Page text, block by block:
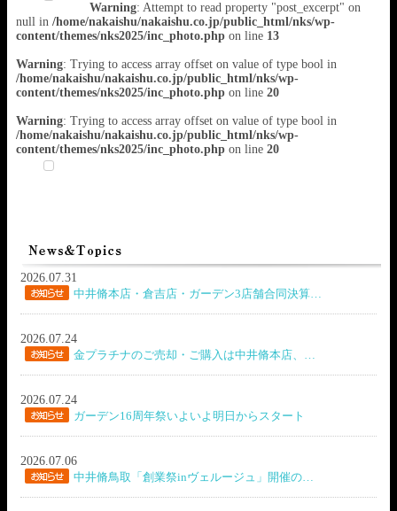
Warning: Attempt to read property "post_excerpt" on
null in/home/nakaishu/nakaishu.co.jp/public_html/nks/wp-
content/themes/nks2025/inc_photo.php on line 13
Warning: Trying to access array offset on value of type bool in
/home/nakaishu/nakaishu.co.jp/public_html/nks/wp-
content/themes/nks2025/inc_photo.php on line20
Warning: Trying to access array offset on value of type bool in
/home/nakaishu/nakaishu.co.jp/public_html/nks/wp-
content/themes/nks2025/inc_photo.php on line20
2026.07.31
中井脩本店・倉吉店・ガーデン3店舗合同決算…
2026.07.24
金プラチナのご売却・ご購入は中井脩本店、…
2026.07.24
ガーデン16周年祭いよいよ明日からスタート
2026.07.06
中井脩鳥取「創業祭inヴェルージュ」開催の…